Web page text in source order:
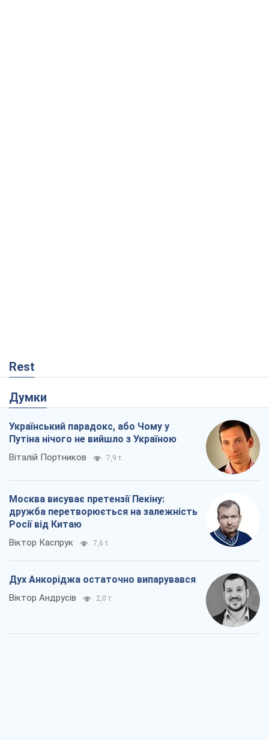
Rest
Думки
Український парадокс, або Чому у
Путіна нічого не вийшло з Україною
Віталій Портников 7,9 т.
Москва висуває претензії Пекіну:
дружба перетворюється на залежність
Росії від Китаю
Віктор Каспрук 7,6 т.
Дух Анкоріджа остаточно випарувався
Віктор Андрусів 2,0 т.